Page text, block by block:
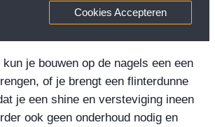
Cookies Accepteren
je bouwen op de nagels een een
of je brengt een flinterdunne
je een shine en versteviging ineen
ook geen onderhoud nodig en